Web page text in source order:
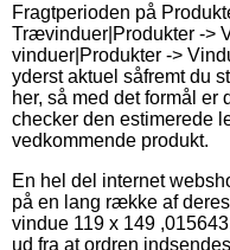
Fragtperioden på
Trævinduer|Produkter ->
vinduer|Produkter ->
yderst aktuel såfremt du
her, så med det formål er
checker den estimerede
vedkommende produkt.
En hel del internet
på en lang række af
vindue 119 x 149
ud fra at ordren